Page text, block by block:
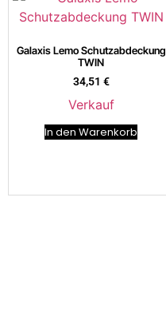
Galaxis Lemo Schutzabdeckung
TWIN
34,51 €
Verkauf
In den Warenkorb